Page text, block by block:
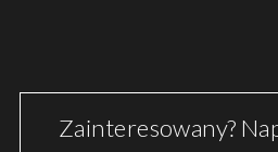
Zainteresowany?